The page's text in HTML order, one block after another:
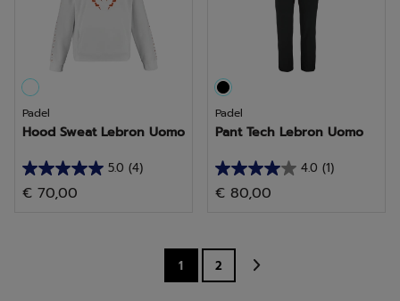
recensioni
recensione
Padel
Hood Sweat Lebron Uomo
5.0 (4)
5.0
su
€ 70,00
Padel
Pant Tech Lebron Uomo
4.0 (1)
4.0
su
stelle.
1
recensione
€ 80,00
1 2